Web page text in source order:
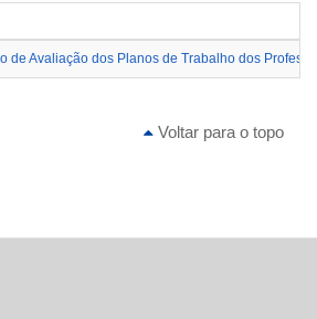
de Avaliação dos Planos de Trabalho dos
Voltar para o topo